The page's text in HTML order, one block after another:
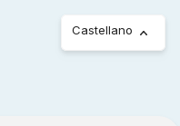
Castellano